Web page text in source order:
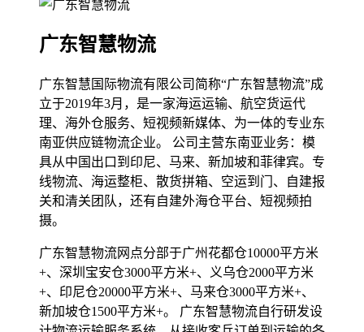
广东智慧物流
广东智慧国际物流有限公司简称“广东智慧物流”成
立于2019年3月，是一家海运运输、航空货运代
理、海外仓服务、短视频新媒体、为一体的专业东
南亚供应链物流企业。 公司主营东南亚业务：模
具从中国出口到印尼、马来、新加坡和菲律宾。专
线物流、海运整柜、散货拼箱、空运到门、自建报
关和清关团队，还有自建外海仓平台、短视频拍
摄。
广东智慧物流网点分部于广州花都仓10000平方米
+、深圳宝安仓3000平方米+、义乌仓2000平方米
+、印尼仓20000平方米+、马来仓3000平方米+、
新加坡仓1500平方米+。 广东智慧物流自行研发设